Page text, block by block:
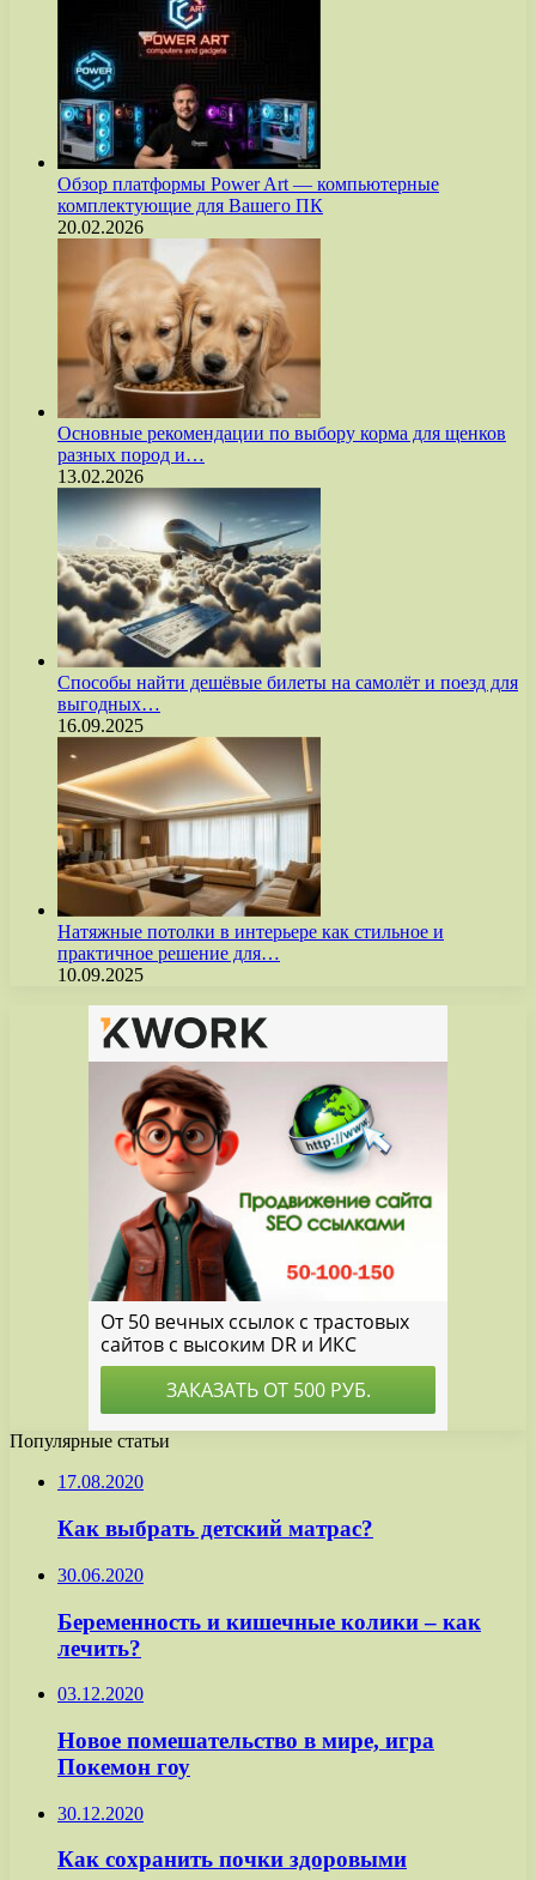
Обзор платформы Power Art — компьютерные
комплектующие для Вашего ПК
20.02.2026
Основные рекомендации по выбору корма для щенков
разных пород и…
13.02.2026
Способы найти дешёвые билеты на самолёт и поезд для
выгодных…
16.09.2025
Натяжные потолки в интерьере как стильное и
практичное решение для…
10.09.2025
Популярные статьи
17.08.2020
Как выбрать детский матрас?
30.06.2020
Беременность и кишечные колики – как
лечить?
03.12.2020
Новое помешательство в мире, игра
Покемон гоу
30.12.2020
Как сохранить почки здоровыми